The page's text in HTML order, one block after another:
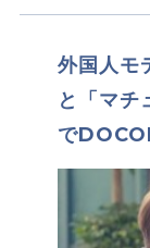
外国人モ
と「マチ
で